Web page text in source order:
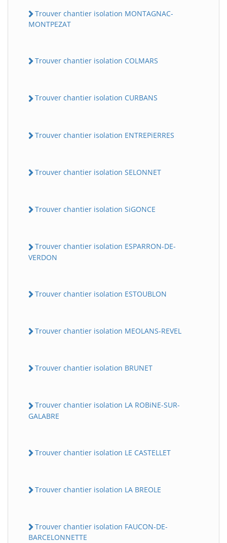
Trouver chantier isolation MONTAGNAC-
MONTPEZAT
Trouver chantier isolation COLMARS
Trouver chantier isolation CURBANS
Trouver chantier isolation ENTREPiERRES
Trouver chantier isolation SELONNET
Trouver chantier isolation SiGONCE
Trouver chantier isolation ESPARRON-DE-
VERDON
Trouver chantier isolation ESTOUBLON
Trouver chantier isolation MEOLANS-REVEL
Trouver chantier isolation BRUNET
Trouver chantier isolation LA ROBiNE-SUR-
GALABRE
Trouver chantier isolation LE CASTELLET
Trouver chantier isolation LA BREOLE
Trouver chantier isolation FAUCON-DE-
BARCELONNETTE